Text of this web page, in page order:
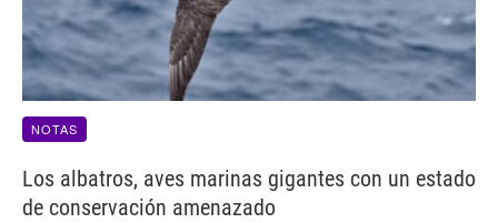
NOTAS
Los albatros, aves marinas gigantes con un estado
de conservación amenazado